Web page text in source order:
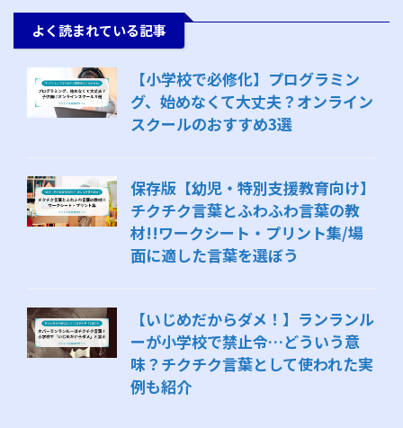
よく読まれている記事
【小学校で必修化】プログラミン
グ、始めなくて大丈夫？オンライン
スクールのおすすめ3選
保存版【幼児・特別支援教育向け】
チクチク言葉とふわふわ言葉の教
材!!ワークシート・プリント集/場
面に適した言葉を選ぼう
【いじめだからダメ！】ランランル
ーが小学校で禁止令…どういう意
味？チクチク言葉として使われた実
例も紹介